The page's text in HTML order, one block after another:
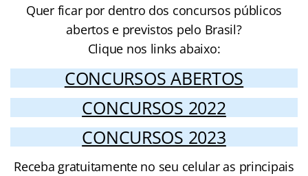
Quer ficar por dentro dos concursos públicos
abertos e previstos pelo Brasil?
Clique nos links abaixo:
CONCURSOS ABERTOS
CONCURSOS 2022
CONCURSOS 2023
Receba gratuitamente no seu celular as principais